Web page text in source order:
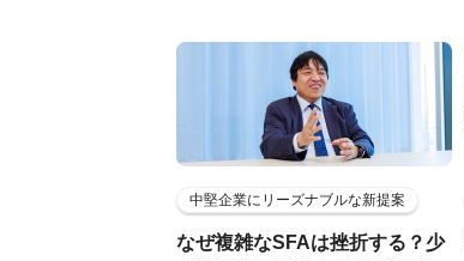
中堅企業にリーズナブルな新提案
なぜ複雑なSFAは挫折する？少